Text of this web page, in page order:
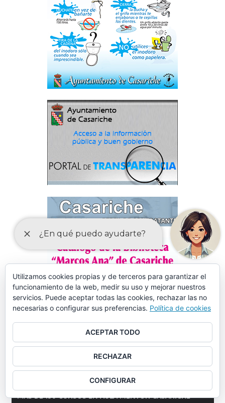
MÁS DE 150 CURSOS EN AULA MENTOR CASARICHE
Utilizamos cookies propias y de terceros para garantizar el
funcionamiento de la web, medir su uso y mejorar nuestros
servicios. Puede aceptar todas las cookies, rechazar las no
necesarias o configurar sus preferencias. Política de cookies
ACEPTAR TODO
RECHAZAR
CONFIGURAR